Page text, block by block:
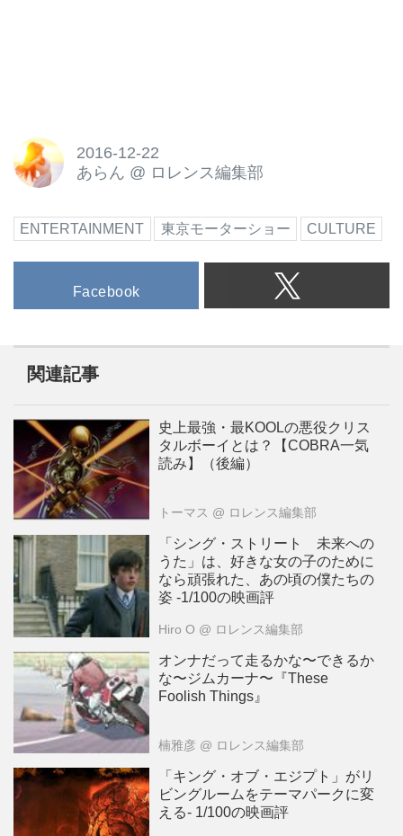
2016-12-22
あらん @ ロレンス編集部
ENTERTAINMENT 東京モーターショー CULTURE
Facebook
関連記事
史上最強・最KOOLの悪役クリス
タルボーイとは？【COBRA一気
読み】（後編）
トーマス @ ロレンス編集部
「シング・ストリート 未来への
うた」は、好きな女の子のために
なら頑張れた、あの頃の僕たちの
姿 -1/100の映画評
Hiro O @ ロレンス編集部
オンナだって走るかな〜できるか
な〜ジムカーナ〜『These
Foolish Things』
楠雅彦 @ ロレンス編集部
「キング・オブ・エジプト」がリ
ビングルームをテーマパークに変
える- 1/100の映画評